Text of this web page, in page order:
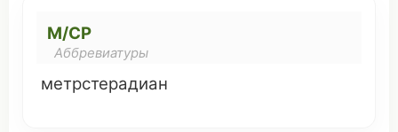
М/СР
Аббревиатуры
метр­стерадиан